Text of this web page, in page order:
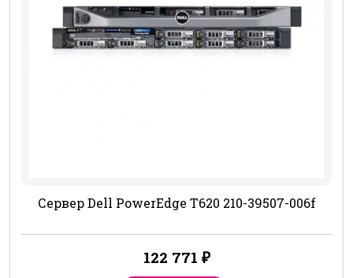
Сервер Dell PowerEdge T620 210-39507-006f
122 771 ₽